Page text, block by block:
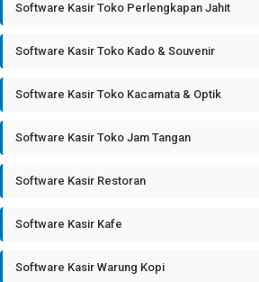
Software Kasir Toko Perlengkapan Jahit
Software Kasir Toko Kado & Souvenir
Software Kasir Toko Kacamata & Optik
Software Kasir Toko Jam Tangan
Software Kasir Restoran
Software Kasir Kafe
Software Kasir Warung Kopi